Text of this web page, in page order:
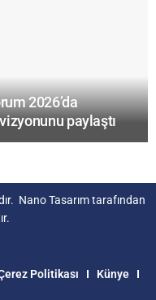
2026’da
paylaştı
Nano Tasarımtarafından
Politikası
Künye